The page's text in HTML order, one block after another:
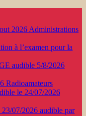
2026 Administrations
à l’examen pour la
audible 5/8/2026
Radioamateurs
le 24/07/2026
07/2026 audible par